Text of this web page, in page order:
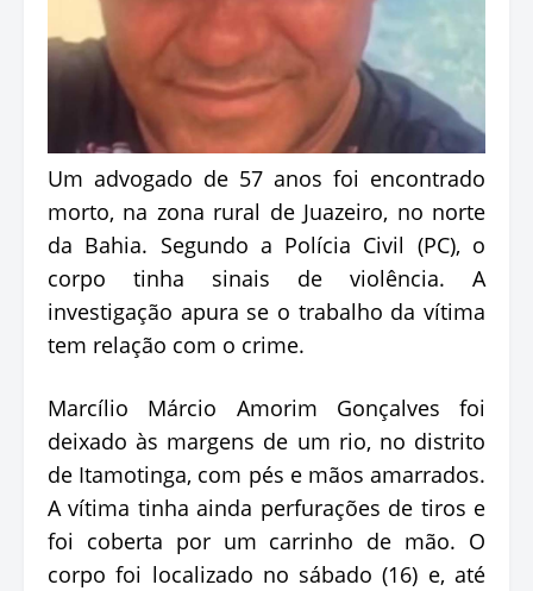
Um advogado de 57 anos foi encontrado
morto, na zona rural de Juazeiro, no norte
da Bahia. Segundo a Polícia Civil (PC), o
corpo tinha sinais de violência. A
investigação apura se o trabalho da vítima
tem relação com o crime.
Marcílio Márcio Amorim Gonçalves foi
deixado às margens de um rio, no distrito
de Itamotinga, com pés e mãos amarrados.
A vítima tinha ainda perfurações de tiros e
foi coberta por um carrinho de mão. O
corpo foi localizado no sábado (16) e, até